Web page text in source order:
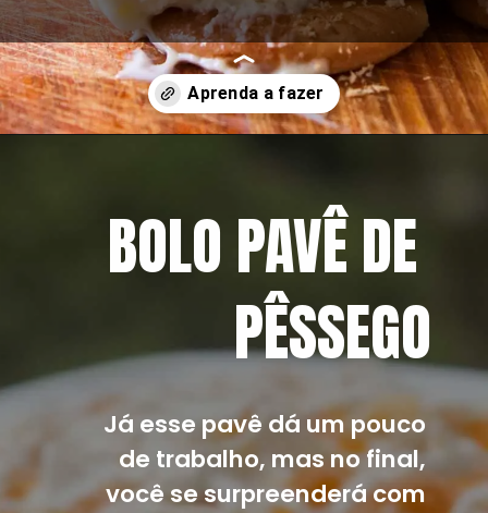
BOLO PAVÊ DE
PÊSSEGO
Já esse pavê dá um pouco
de trabalho, mas no final,
você se surpreenderá com